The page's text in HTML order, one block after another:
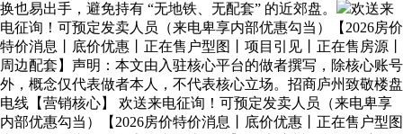
换也易出手，避免持有 “无地铁、无配套” 的近郊盘。
欢送来
电征询！可预定发卖人员（来电卑享内部优惠勾当）【2026房价
特价消息丨底价优惠丨正在售户型图丨项目引见丨正在售房源丨
周边配套】声明：本文由入驻核心平台的做者撰写，除核心账号
外，概念仅代表做者本人，不代表核心立场。招商庐州致敬楼盘
电线【营销核心】 欢送来电征询！可预定发卖人员（来电卑享
内部优惠勾当）【2026房价特价消息丨底价优惠丨正在售户型图